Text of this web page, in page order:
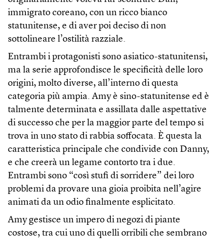
immigrato coreano, con un ricco bianco
statunitense, e di aver poi deciso di non
sottolineare l’ostilità razziale.
Entrambi i protagonisti sono asiatico-statunitensi,
ma la serie approfondisce le specificità delle loro
origini, molto diverse, all’interno di questa
categoria più ampia. Amy è sino-statunitense ed è
talmente determinata e assillata dalle aspettative
di successo che per la maggior parte del tempo si
trova in uno stato di rabbia soffocata. È questa la
caratteristica principale che condivide con Danny,
e che creerà un legame contorto tra i due.
Entrambi sono “così stufi di sorridere” dei loro
problemi da provare una gioia proibita nell’agire
animati da un odio finalmente esplicitato.
Amy gestisce un impero di negozi di piante
costose, tra cui uno di quelli orribili che sembrano